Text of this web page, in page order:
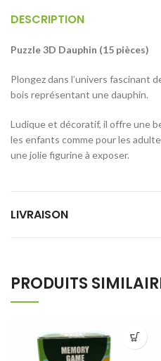
DESCRIPTION
Puzzle 3D Dauphin (15 pièces)
Plongez dans l’univers fascinant
bois représentant une dauphin.
Ludique et décoratif, il offre une
les enfants comme pour les
une jolie figurine à exposer.
LIVRAISON
PRODUITS